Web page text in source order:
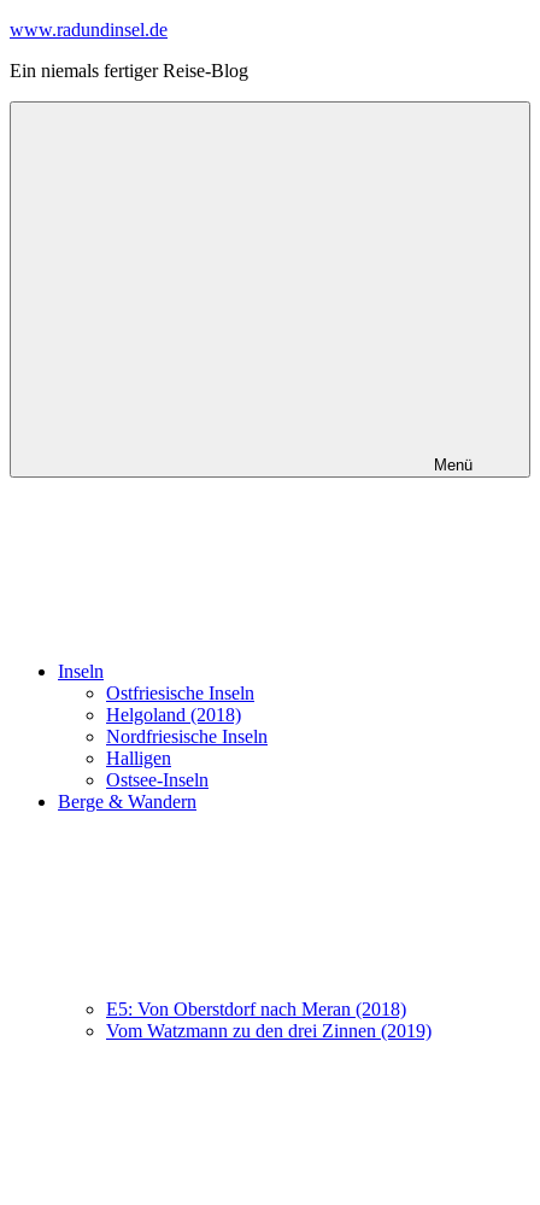
Zum
springen
www.radundinsel.de
Ein niemals fertiger Reise-Blog
Menü
Inseln
Ostfriesische Inseln
Helgoland (2018)
Nordfriesische Inseln
Halligen
Ostsee-Inseln
Berge & Wandern
E5: Von Oberstdorf nach Meran (2018)
Vom Watzmann zu den drei Zinnen (2019)